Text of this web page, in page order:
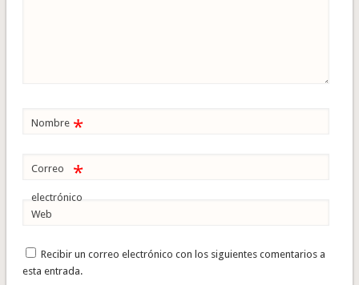
Nombre *
Correo
electrónico
*
Web
Recibir un correo electrónico con los siguientes comentarios a
esta entrada.